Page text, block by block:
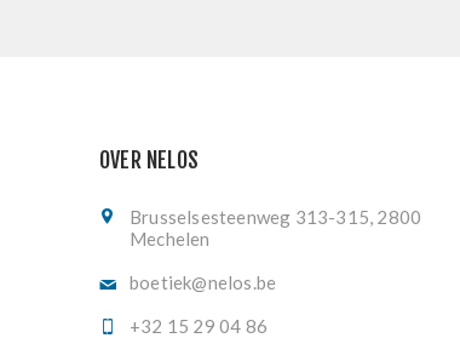
OVER NELOS
Brusselsesteenweg 313-315, 2800
Mechelen
boetiek@nelos.be
+32 15 29 04 86